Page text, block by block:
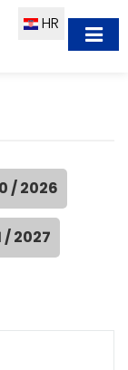
HR
/ 2026
/ 2027